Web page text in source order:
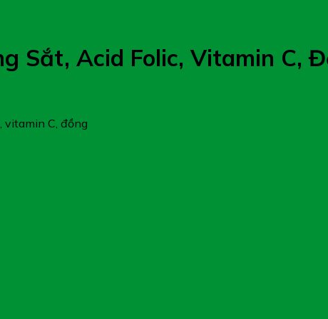
Sắt, Acid Folic, Vitamin C,
vitamin C, đồng